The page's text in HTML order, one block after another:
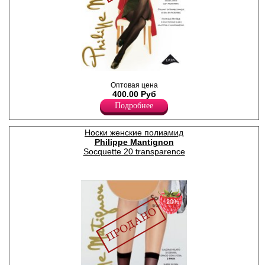
из эластичной микрофибры,
без шортиков, плоские швы,
невидимый мысок, х/б
ластовица.
Плотность 50ден
Лайкра 7%
Полиамид 92%
Хлопок 1%
Оптовая цена
400.00 Руб
Подробнее
Носки женские полиамид
Philippe Mantignon
Socquette 20 transparence
−20%